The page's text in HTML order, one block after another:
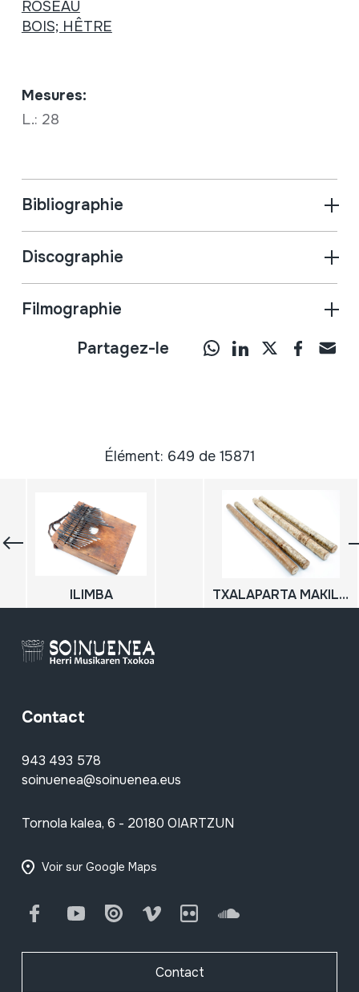
ROSEAU
BOIS; HÊTRE
Mesures:
L.: 28
Bibliographie
Discographie
Filmographie
Partagez-le
Élément: 649 de 15871
ILIMBA TXALAPARTA MAKILAK
Contact
943 493 578
soinuenea@soinuenea.eus
Tornola kalea, 6 - 20180 OIARTZUN
Voir sur Google Maps
FacebookYoutube Issuu Vimeo Flickr SoundCloud
Contact